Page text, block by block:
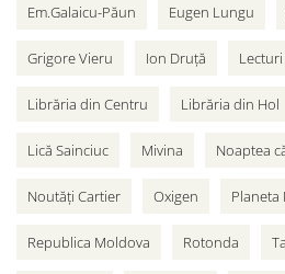
Em.Galaicu-Păun Eugen Lungu
Grigore Vieru Ion Druță Lecturi
Librăria din Centru Librăria din Hol
Lică Sainciuc Mivina Noaptea
Noutăți Cartier Oxigen Planeta
Republica Moldova Rotonda